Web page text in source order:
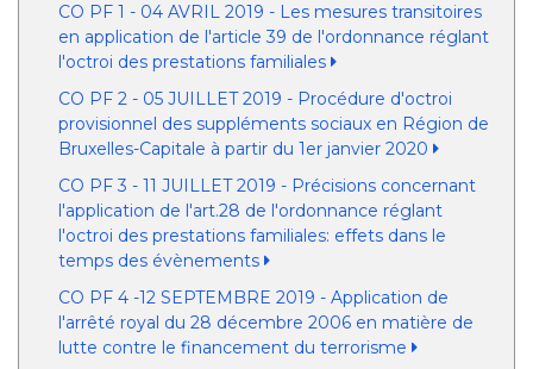
CO PF 1 - 04 AVRIL 2019 - Les mesures transitoires
en application de l'article 39 de l'ordonnance réglant
l'octroi des prestations familiales
CO PF 2 - 05 JUILLET 2019 - Procédure d'octroi
provisionnel des suppléments sociaux en Région de
Bruxelles-Capitale à partir du 1er janvier 2020
CO PF 3 - 11 JUILLET 2019 - Précisions concernant
l'application de l'art.28 de l'ordonnance réglant
l'octroi des prestations familiales: effets dans le
temps des évènements
CO PF 4 -12 SEPTEMBRE 2019 - Application de
l'arrêté royal du 28 décembre 2006 en matière de
lutte contre le financement du terrorisme